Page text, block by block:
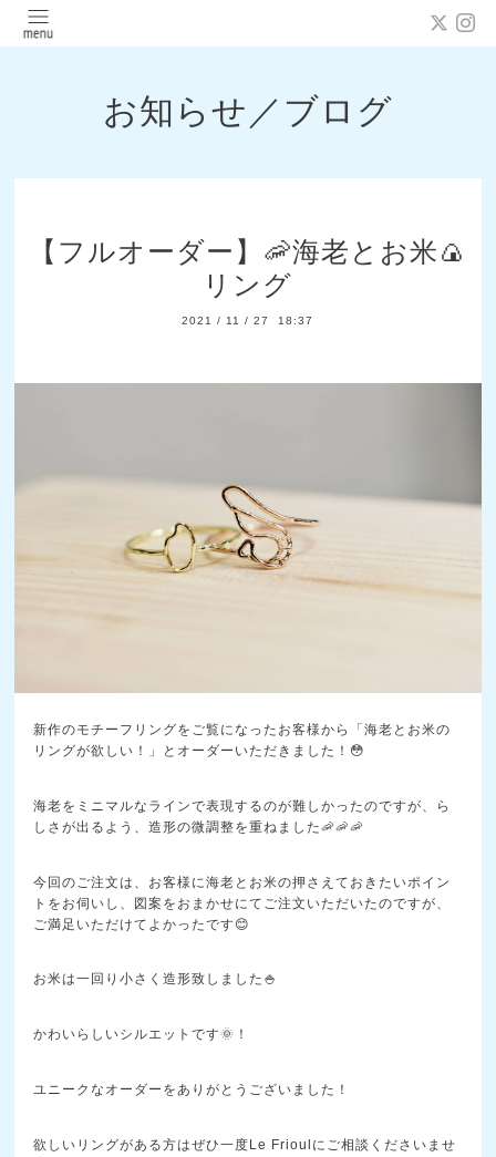
お知らせ／ブログ
【フルオーダー】🦐海老とお米🍙
リング
2021 / 11 /27 18:37
新作のモチーフリングをご覧になったお客様から「海老とお米の
リングが欲しい！」とオーダーいただきました！😳
海老をミニマルなラインで表現するのが難しかったのですが、ら
しさが出るよう、造形の微調整を重ねました🦐🦐🦐
今回のご注文は、お客様に海老とお米の押さえておきたいポイン
トをお伺いし、図案をおまかせにてご注文いただいたのですが、
ご満足いただけてよかったです😊
お米は一回り小さく造形致しました🍚
かわいらしいシルエットです🌞！
ユニークなオーダーをありがとうございました！
欲しいリングがある方はぜひ一度Le Frioulにご相談くださいませ